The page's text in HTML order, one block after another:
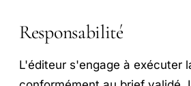
Responsabilité
L'éditeur s'engage à exécuter